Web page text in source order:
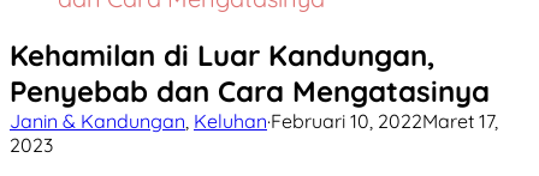
Kehamilan di Luar Kandungan,
Penyebab dan Cara Mengatasinya
Janin & Kandungan Keluhan·Februari 10, 2022Maret 17,
2023